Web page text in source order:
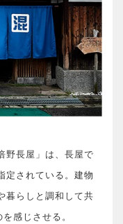
野長屋」は、長屋で
定されている。建物
暮らしと調和して共
感じさせる。